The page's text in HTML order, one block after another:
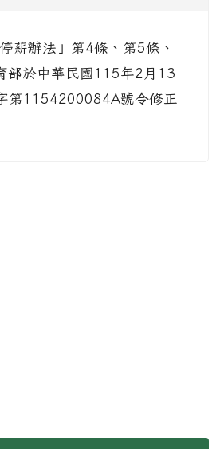
薪辦法」第4條、第5條、
部於中華民國115年2月13
第1154200084A號令修正